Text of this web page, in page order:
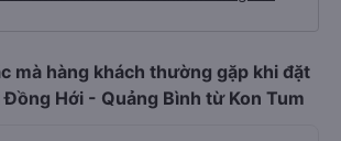
mà hàng khách thường gặp khi đặt
Hới - Quảng Bình từ Kon Tum